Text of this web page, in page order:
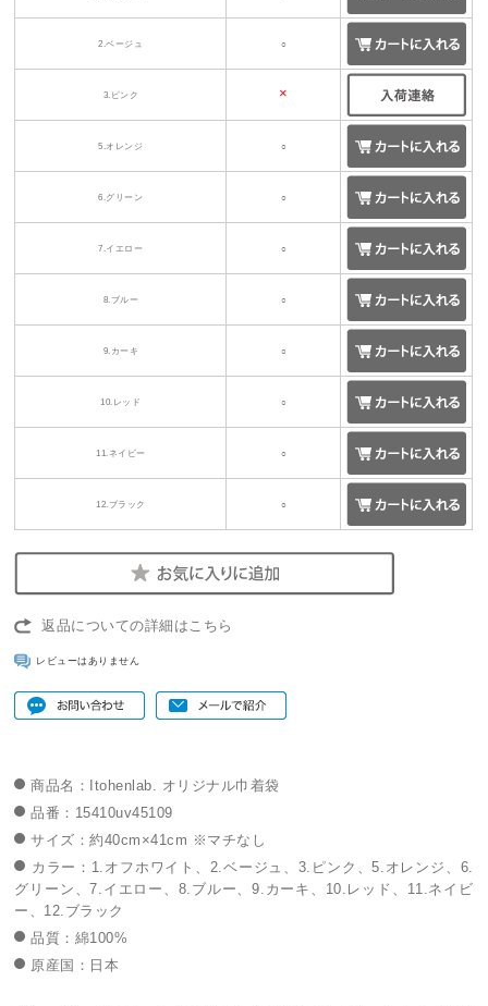
2.ベージュ ○
3.ピンク ×
5.オレンジ ○
6.グリーン ○
7.イエロー ○
8.ブルー ○
9.カーキ ○
10.レッド ○
11.ネイビー ○
12.ブラック ○
返品についての詳細はこちら
レビューはありません
商品名：Itohenlab. オリジナル巾着袋
品番：15410uv45109
サイズ：約40cm×41cm ※マチなし
カラー：1.オフホワイト、2.ベージュ、3.ピンク、5.オレンジ、6.
グリーン、7.イエロー、8.ブルー、9.カーキ、10.レッド、11.ネイビ
ー、12.ブラック
品質：綿100%
原産国：日本